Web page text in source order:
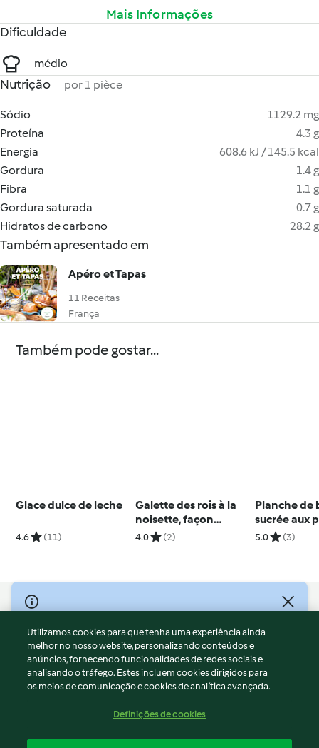
Mais Informações
Dificuldade
médio
Nutrição por 1 pièce
Sódio
1129.2 mg
Proteína
4.3 g
Energia
608.6 kJ / 145.5 kcal
Gordura
1.4 g
Fibra
1.1 g
Gordura saturada
0.7 g
Hidratos de carbono
28.2 g
Também apresentado em
Apéro et Tapas
11 Receitas
França
Também pode gostar...
Glace dulce de leche
4.6 (11)
Galette des rois à la
noisette, façon
sucette
4.0 (2)
Planche de
sucrée aux
et aux noix
5.0 (3)
© Copyright 2026
Termos de Utilização
Aviso sobre Proteção de Dados
Aviso
Apoio legal
Conteúdo do relatório
Utilizamos cookies para que tenha uma experiência ainda
melhor no nosso website, personalizando conteúdos e
anúncios, fornecendo funcionalidades de redes sociais e
analisando o tráfego. Estes incluem cookies dirigidos para
os meios de comunicação e cookies de analítica avançada.
Definições de cookies